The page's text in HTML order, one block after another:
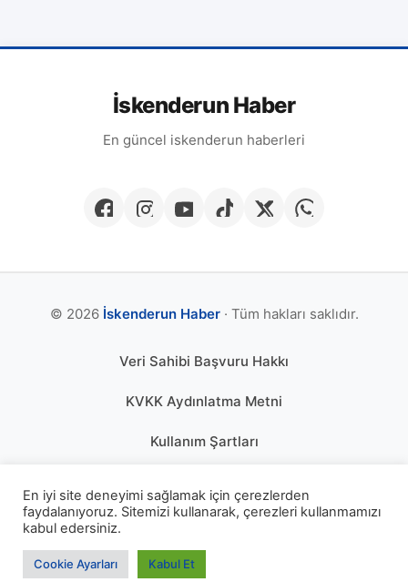
İskenderun Haber
En güncel iskenderun haberleri
© 2026 İskenderun Haber· Tüm hakları saklıdır.
Veri Sahibi Başvuru Hakkı
KVKK Aydınlatma Metni
Kullanım Şartları
Çerez Politikası
KÜNYE
En iyi site deneyimi sağlamak için çerezlerden
faydalanıyoruz. Sitemizi kullanarak, çerezleri kullanmamızı
kabul edersiniz.
Cookie Ayarları Kabul Et